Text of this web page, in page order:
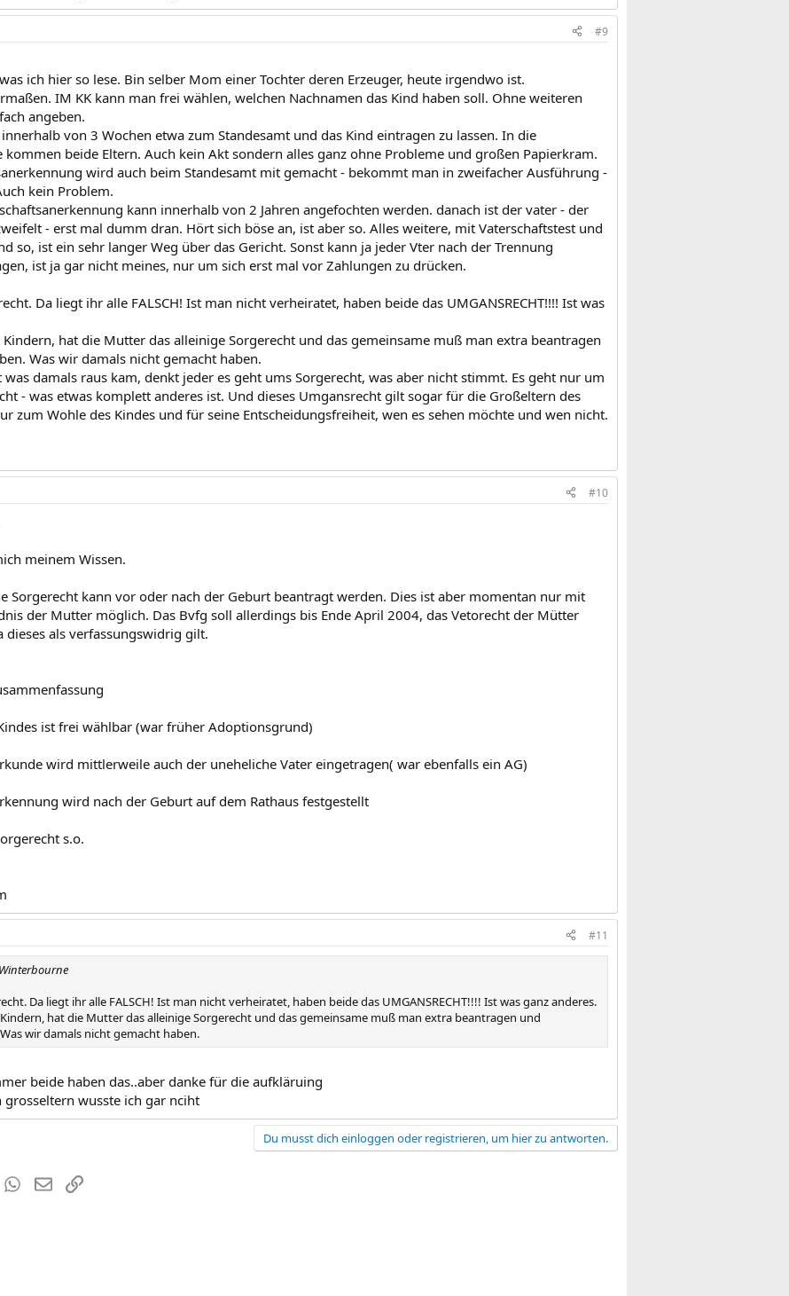
#9
ich hier so lese. Bin selber Mom einer Tochter deren Erzeuger, heute irgendwo ist.
IM KK kann man frei wählen, welchen Nachnamen das Kind haben soll. Ohne weiteren
angeben.
von 3 Wochen etwa zum Standesamt und das Kind eintragen zu lassen. In die
kommen beide Eltern. Auch kein Akt sondern alles ganz ohne Probleme und großen Papierkram.
wird auch beim Standesamt mit gemacht - bekommt man in zweifacher Ausführung -
kein Problem.
kann innerhalb von 2 Jahren angefochten werden. danach ist der vater - der
- erst mal dumm dran. Hört sich böse an, ist aber so. Alles weitere, mit Vaterschaftstest und
so, ist ein sehr langer Weg über das Gericht. Sonst kann ja jeder Vter nach der Trennung
ist ja gar nicht meines, nur um sich erst mal vor Zahlungen zu drücken.
Da liegt ihr alle FALSCH! Ist man nicht verheiratet, haben beide das UMGANSRECHT!!!! Ist was
hat die Mutter das alleinige Sorgerecht und das gemeinsame muß man extra beantragen
Was wir damals nicht gemacht haben.
was damals raus kam, denkt jeder es geht ums Sorgerecht, was aber nicht stimmt. Es geht nur um
- was etwas komplett anderes ist. Und dieses Umgansrecht gilt sogar für die Großeltern des
zum Wohle des Kindes und für seine Entscheidungsfreiheit, wen es sehen möchte und wen nicht.
#10
meinem Wissen.
Sorgerecht kann vor oder nach der Geburt beantragt werden. Dies ist aber momentan nur mit
der Mutter möglich. Das Bvfg soll allerdings bis Ende April 2004, das Vetorecht der Mütter
dieses als verfassungswidrig gilt.
ist frei wählbar (war früher Adoptionsgrund)
wird mittlerweile auch der uneheliche Vater eingetragen( war ebenfalls ein AG)
wird nach der Geburt auf dem Rathaus festgestellt
s.o.
#11
Da liegt ihr alle FALSCH! Ist man nicht verheiratet, haben beide das UMGANSRECHT!!!! Ist was ganz anderes.
hat die Mutter das alleinige Sorgerecht und das gemeinsame muß man extra beantragen und
wir damals nicht gemacht haben.
beide haben das..aber danke für die aufkläruing
grosseltern wusste ich gar nciht
Du musst dich einloggen oder registrieren, um hier zu antworten.
WhatsApp
E-MailLink